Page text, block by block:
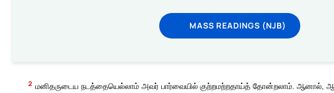
MASS READINGS (NJB)
2 மனிதருடைய நடத்தையெல்லாம் அவர் பார்வையில் குற்றமற்றதாய்த் தோன்றலாம்.